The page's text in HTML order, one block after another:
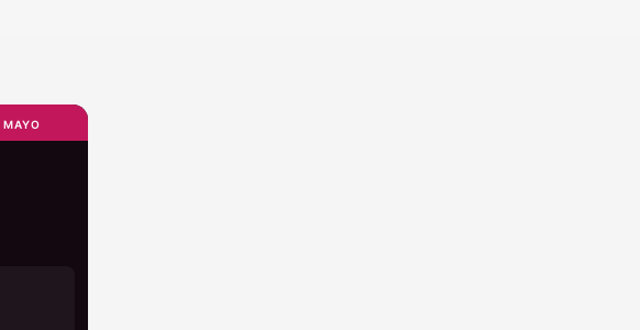
MAYO